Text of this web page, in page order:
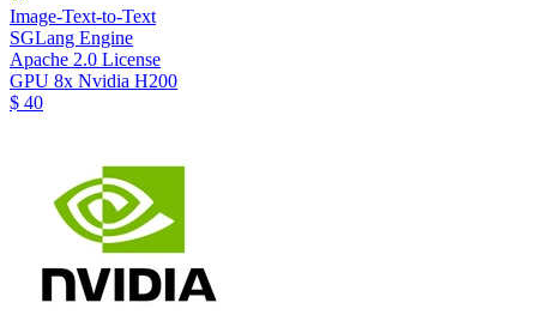
Image-Text-to-Text
SGLang Engine
Apache 2.0 License
GPU 8x Nvidia H200
$ 40